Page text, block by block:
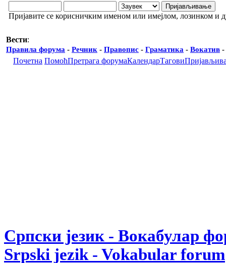
Пријавите се корисничким именом или имејлом, лозинком и
Вести:
Правила форума - Речник - Правопис - Граматика - Вокатив -
Почетна ПомоћПретрага форумаКалендарТагови
Српски језик - Вокабулар
Srpski jezik - Vokabular forum